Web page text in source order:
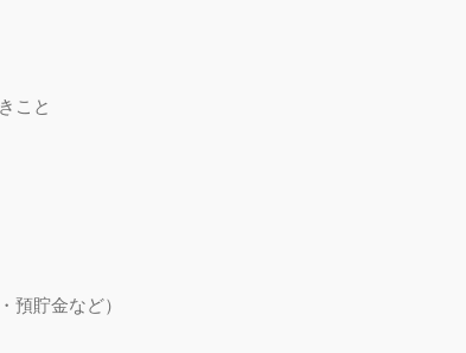
こと
預貯金など）